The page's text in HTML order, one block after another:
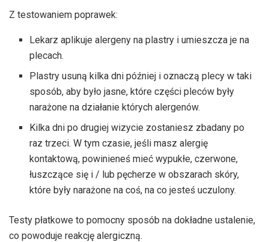
Z testowaniem poprawek:
Lekarz aplikuje alergeny na plastry i umieszcza je na
plecach.
Plastry usuną kilka dni później i oznaczą plecy w taki
sposób, aby było jasne, które części pleców były
narażone na działanie których alergenów.
Kilka dni po drugiej wizycie zostaniesz zbadany po
raz trzeci. W tym czasie, jeśli masz alergię
kontaktową, powinieneś mieć wypukłe, czerwone,
łuszczące się i / lub pęcherze w obszarach skóry,
które były narażone na coś, na co jesteś uczulony.
Testy płatkowe to pomocny sposób na dokładne ustalenie,
co powoduje reakcję alergiczną.